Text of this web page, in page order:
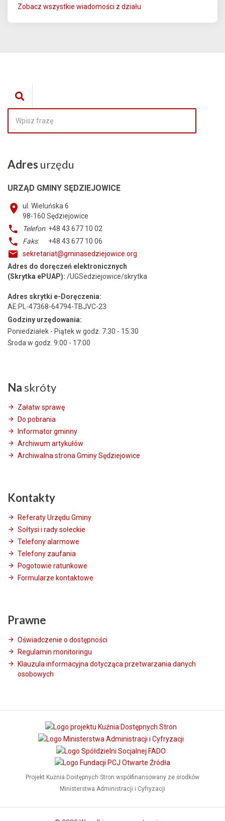
Zobacz wszystkie wiadomości z działu
Adres urzędu
URZĄD GMINY SĘDZIEJOWICE
ul. Wieluńska 6
98-160 Sędziejowice
Telefon: +48 43 677 10 02
Faks: +48 43 677 10 06
sekretariat@gminasedziejowice.org
Adres do doręczeń elektronicznych
(Skrytka ePUAP): /UGSedziejowice/skrytka
Adres skrytki e-Doręczenia:
AE:PL-47368-64794-TBJVC-23
Godziny urzędowania:
Poniedziałek - Piątek w godz. 7:30 - 15:30
Środa w godz. 9:00 - 17:00
Na skróty
Załatw sprawę
Do pobrania
Informator gminny
Archiwum artykułów
Archiwalna strona Gminy Sędziejowice
Kontakty
Referaty Urzędu Gminy
Sołtysi i rady sołeckie
Telefony alarmowe
Telefony zaufania
Pogotowie ratunkowe
Formularze kontaktowe
Prawne
Oświadczenie o dostępności
Regulamin monitoringu
Klauzula informacyjna dotycząca przetwarzania danych
osobowych
Projekt Kuźnia Dostępnych Stron współfinansowany ze środków
Ministerstwa Administracji i Cyfryzacji